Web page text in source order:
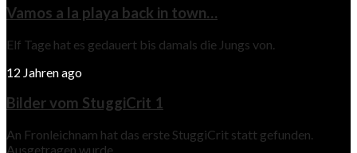
Vamos a la playa back in town…
Elf Tage hat es gedauert bis damals die Jungs von.
12 Jahren ago
Bilder vom StuggiCrit 1
An Fronleichnam hat das erste StuggiCrit statt gefunden.
Ausgetragen wurde.